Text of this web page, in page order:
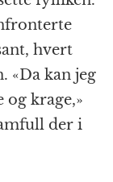
hvert
«Da kan jeg
og krage,»
der i